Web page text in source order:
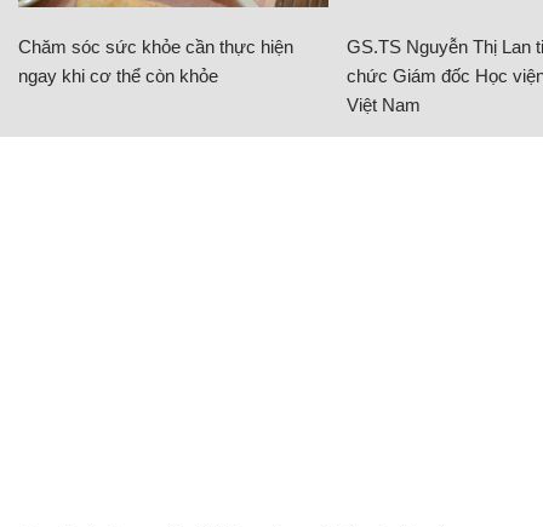
Chăm sóc sức khỏe cần thực hiện
ngay khi cơ thể còn khỏe
GS.TS Nguyễn Thị Lan
chức Giám đốc Học
Việt Nam